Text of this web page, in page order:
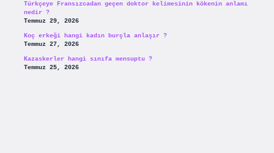
Türkçeye Fransızcadan geçen doktor kelimesinin kökenin anlamı
nedir ?
Temmuz 29, 2026
Koç erkeği hangi kadın burçla anlaşır ?
Temmuz 27, 2026
Kazaskerler hangi sınıfa mensuptu ?
Temmuz 25, 2026